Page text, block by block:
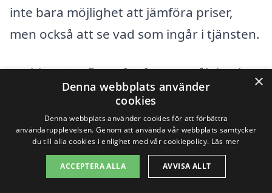
inte bara möjlighet att jämföra priser,
men också att se vad som ingår i tjänsten.
Att hitta rätt firma för fönstermålning i
Nedansjö handlar om att väga kostnad
mot kvalitet. Genom att göra din research
och begära offert från olika företag kan
du säkerställa att du får bra värde för
pengarna samtidigt som du ger ditt hem
×
Denna webbplats använder
cookies
Denna webbplats använder cookies för att förbättra
användarupplevelsen. Genom att använda vår webbplats samtycker
du till alla cookies i enlighet med vår cookiepolicy. Läs mer
ACCEPTERA ALLA AVVISA ALLT